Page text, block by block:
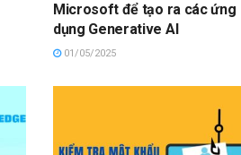
Microsoft để tạo ra các ứng
dụng Generative AI
01/05/2025